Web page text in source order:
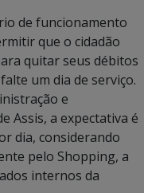
de funcionamento
que o cidadão
quitar seus débitos
um dia de serviço.
e
Assis, a expectativa é
dia, considerando
pelo Shopping, a
internos da